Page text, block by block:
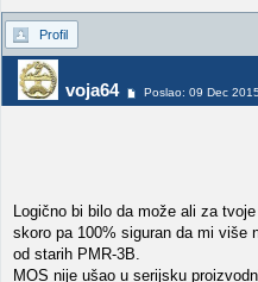
Profil
voja64 Poslao: 09 Dec
Logično bi bilo da može ali za
skoro pa 100% siguran da mi više
od starih PMR-3B.
MOS nije ušao u serijsku